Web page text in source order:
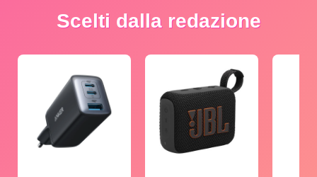
Scelti dalla redazione